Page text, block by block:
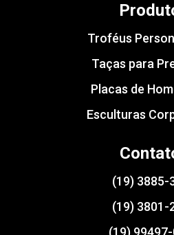
Troféus
Taças para
Placas de
Esculturas
(19) 3885-
(19) 3801-